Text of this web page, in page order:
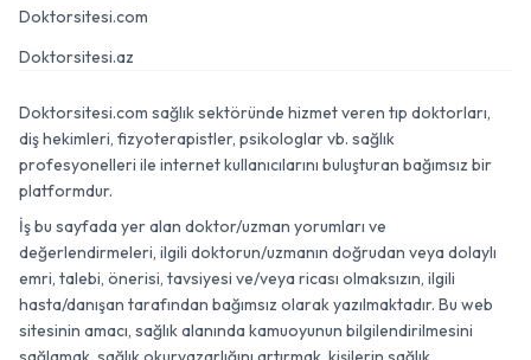
Doktorsitesi.com
Doktorsitesi.az
Doktorsitesi.com sağlık sektöründe hizmet veren tıp doktorları,
diş hekimleri, fizyoterapistler, psikologlar vb. sağlık
profesyonelleri ile internet kullanıcılarını buluşturan bağımsız bir
platformdur.
İş bu sayfada yer alan doktor/uzman yorumları ve
değerlendirmeleri, ilgili doktorun/uzmanın doğrudan veya dolaylı
emri, talebi, önerisi, tavsiyesi ve/veya ricası olmaksızın, ilgili
hasta/danışan tarafından bağımsız olarak yazılmaktadır. Bu web
sitesinin amacı, sağlık alanında kamuoyunun bilgilendirilmesini